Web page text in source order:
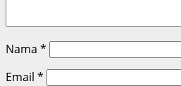
Nama *
Email *